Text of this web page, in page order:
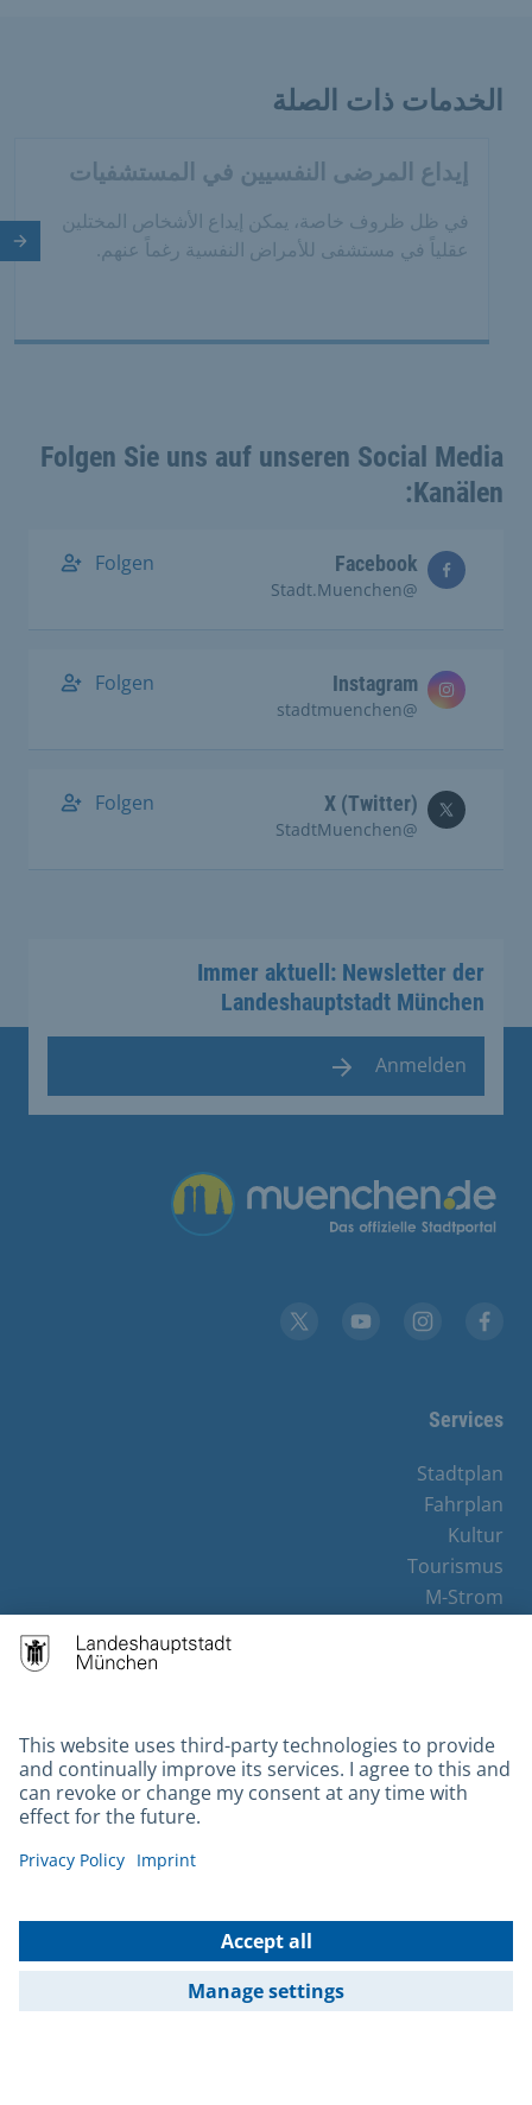
الخدمات ذات الصلة
إيداع المرضى النفسيين في المستشفيات
في ظل ظروف خاصة، يمكن إيداع الأشخاص المختلين
عقلياً في مستشفى للأمراض النفسية رغماً عنهم.
Folgen Sie uns auf unseren Social Media
Kanälen:
Facebook
@Stadt.Muenchen
Folgen
Instagram
@stadtmuenchen
Folgen
X (Twitter)
@StadtMuenchen
Folgen
Immer aktuell: Newsletter der
Landeshauptstadt München
Anmelden
Übergreifende Links
Services
Stadtplan
Fahrplan
Kultur
Tourismus
M-Strom
Contact
Barrierefreiheit
Kontakt